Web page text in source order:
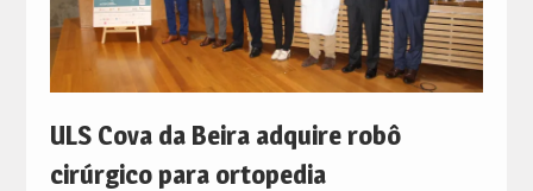
ULS Cova da Beira adquire robô
cirúrgico para ortopedia